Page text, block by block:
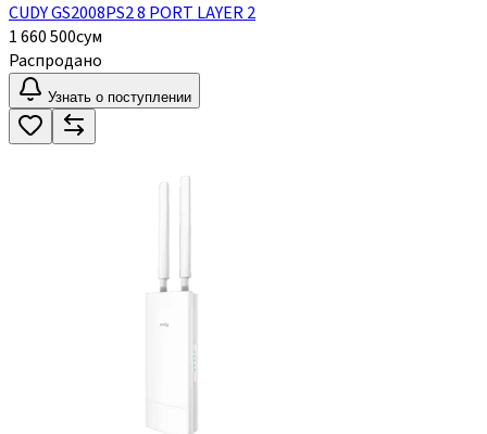
CUDY GS2008PS2 8 PORT LAYER 2
1 660 500сум
Распродано
Узнать о поступлении